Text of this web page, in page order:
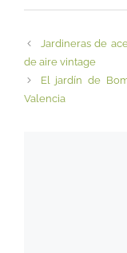
Jardineras de
de aire vintage
El jardín de
Valencia